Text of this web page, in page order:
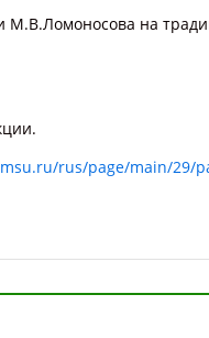
М.В.Ломоносова на
rus/page/main/29/